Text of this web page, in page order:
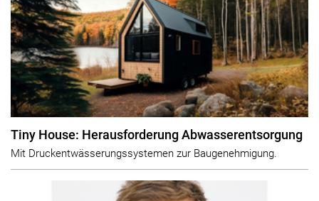
Tiny House: Herausforderung Abwasserentsorgung
Mit Druckentwässerungssystemen zur Baugenehmigung.